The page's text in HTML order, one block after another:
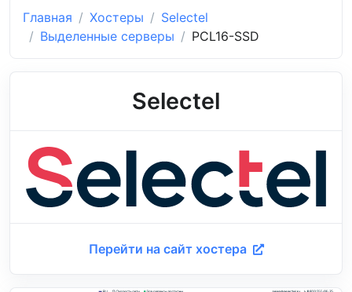
Главная Хостеры
Selectel
Выделенные серверы
PCL16-SSD
Selectel
Перейти на сайт хостера